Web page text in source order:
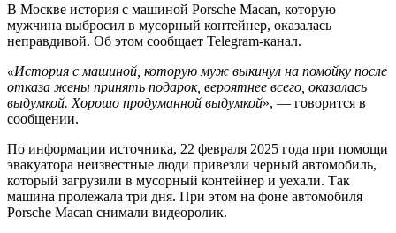
В Москве история с машиной Porsche Macan, которую
мужчина выбросил в мусорный контейнер, оказалась
неправдивой. Об этом сообщает Telegram-канал.
«История с машиной, которую муж выкинул на помойку после
отказа жены принять подарок, вероятнее всего, оказалась
выдумкой. Хорошо продуманной выдумкой», — говорится в
сообщении.
По информации источника, 22 февраля 2025 года при помощи
эвакуатора неизвестные люди привезли черный автомобиль,
который загрузили в мусорный контейнер и уехали. Так
машина пролежала три дня. При этом на фоне автомобиля
Porsche Macan снимали видеоролик.